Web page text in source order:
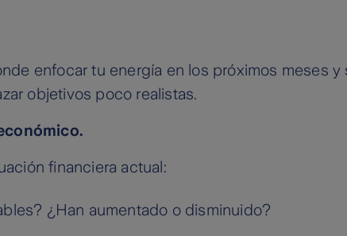
enfocar tu energía en los próximos meses y
objetivos poco realistas.
financiera actual:
¿Han aumentado o disminuido?